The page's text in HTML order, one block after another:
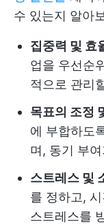
수 있는지 알아
집중력 및 효
업을 우선순
적으로 관리
목표의 조정
에 부합하도
며, 동기 부
스트레스 및
를 정하고,
스트레스를